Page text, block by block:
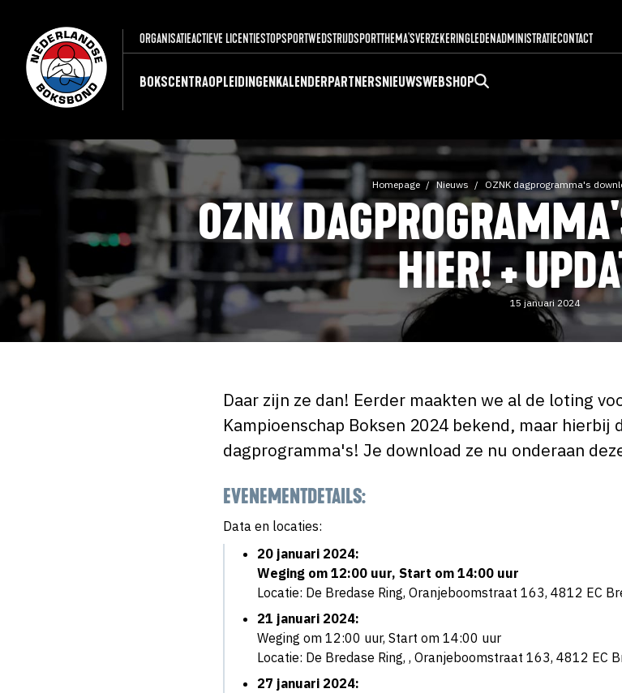
ORGANISATIEACTIEVE LICENTIESTOPSPORTWEDSTRIJDSPORTTHEMA'SVERZEKERINGLEDENADMINISTRATIECONTACT
BOKSCENTRAOPLEIDINGENKALENDERPARTNERSNIEUWSWEBSHOP
Homepage Nieuws OZNK dagprogramma's
OZNK
HIER! +
15 januari 2024
Daar zijn ze dan! Eerder maakten we al de loting
Kampioenschap Boksen 2024 bekend, maar hierbij
dagprogramma's! Je download ze nu onderaan
EVENEMENTDETAILS:
Data en locaties:
20 januari 2024:
Weging om 12:00 uur, Start om 14:00 uur
Locatie: De Bredase Ring, Oranjeboomstraat 163, 4812 EC
21 januari 2024:
Weging om 12:00 uur, Start om 14:00 uur
Locatie: De Bredase Ring, , Oranjeboomstraat 163, 4812 EC
27 januari 2024: